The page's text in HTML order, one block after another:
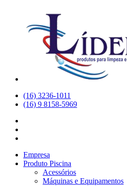
(16) 3236-1011
(16) 9 8158-5969
Empresa
Produto Piscina
Acessórios
Máquinas e Equipamentos